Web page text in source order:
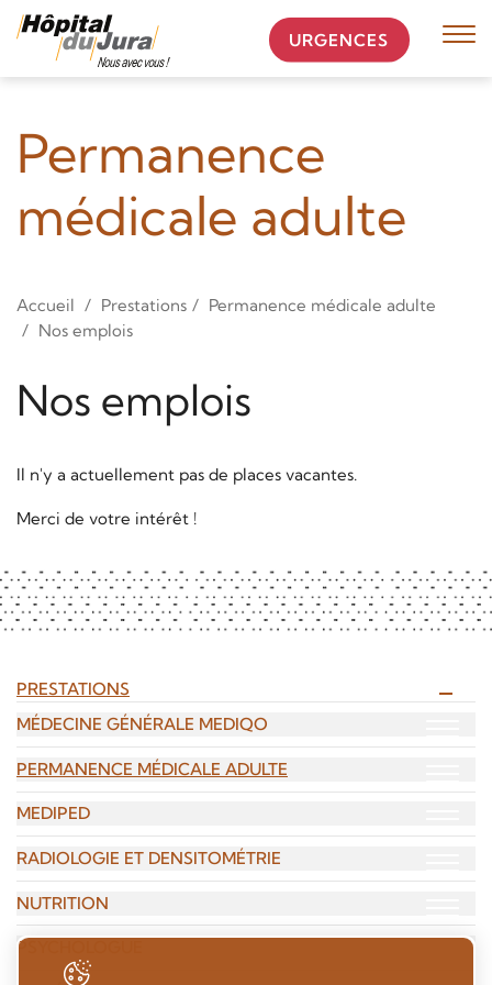
URGENCES
Permanence
médicale adulte
Accueil Prestations
Permanence médicale adulte
Nos emplois
Nos emplois
Il n'y a actuellement pas de places vacantes.
Merci de votre intérêt !
PRESTATIONS
MÉDECINE GÉNÉRALE MEDIQO
PERMANENCE MÉDICALE ADULTE
MEDIPED
RADIOLOGIE ET DENSITOMÉTRIE
NUTRITION
PSYCHOLOGUE